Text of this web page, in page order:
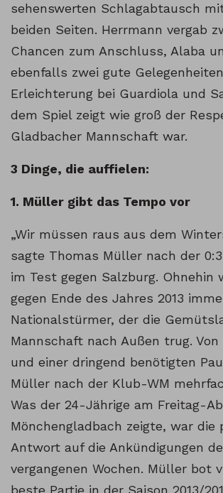
sehenswerten Schlagabtausch
beiden Seiten. Herrmann vergab
Chancen zum Anschluss, Alaba
ebenfalls zwei gute
Erleichterung bei Guardiola und
dem Spiel zeigt wie groß der
Gladbacher Mannschaft war.
3 Dinge, die auffielen:
1. Müller gibt das Tempo vor
„Wir müssen raus aus dem
sagte Thomas Müller nach der
im Test gegen Salzburg. Ohnehin
gegen Ende des Jahres 2013
Nationalstürmer, der die
Mannschaft nach Außen trug.
und einer dringend benötigten
Müller nach der Klub-WM
Was der 24-Jährige am Freitag-
Mönchengladbach zeigte, war die
Antwort auf die Ankündigungen
vergangenen Wochen. Müller bot
beste Partie in der Saison 2013/